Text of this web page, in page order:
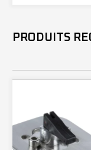
PRODUITS